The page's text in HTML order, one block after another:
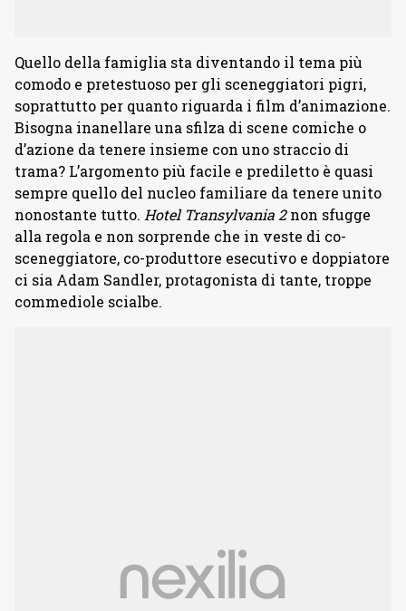
Quello della famiglia sta diventando il tema più
comodo e pretestuoso per gli sceneggiatori pigri,
soprattutto per quanto riguarda i film d’animazione.
Bisogna inanellare una sfilza di scene comiche o
d’azione da tenere insieme con uno straccio di
trama? L’argomento più facile e prediletto è quasi
sempre quello del nucleo familiare da tenere unito
nonostante tutto. Hotel Transylvania 2non sfugge
alla regola e non sorprende che in veste di co-
sceneggiatore, co-produttore esecutivo e doppiatore
ci sia Adam Sandler, protagonista di tante, troppe
commediole scialbe.